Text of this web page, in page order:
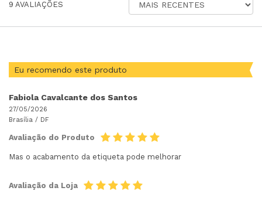
9 AVALIAÇÕES
AVALIAÇÕES
Eu recomendo este produto
Fabiola Cavalcante dos Santos
27/05/2026
Brasília / DF
Avaliação do Produto
Mas o acabamento da etiqueta pode melhorar
Avaliação da Loja